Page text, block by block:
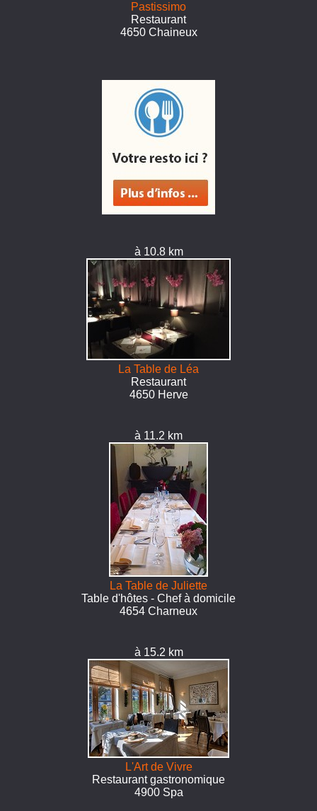
Pastissimo
Restaurant
4650 Chaineux
à 10.8 km
La Table de Léa
Restaurant
4650 Herve
à 11.2 km
La Table de Juliette
Table d'hôtes - Chef à domicile
4654 Charneux
à 15.2 km
L'Art de Vivre
Restaurant gastronomique
4900 Spa